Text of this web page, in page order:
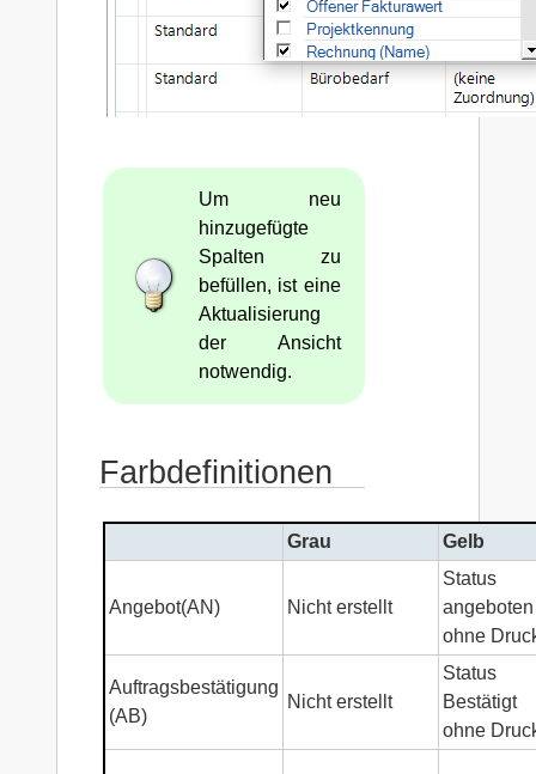
Um neu
hinzugefügte
Spalten zu
befüllen, ist eine
Aktualisierung
der Ansicht
notwendig.
Farbdefinitionen
Grau Gelb
Angebot(AN) Nicht erstellt
Status
angeboten
ohne
Auftragsbestätigung
(AB)
Nicht erstellt
Status
Bestätigt
ohne